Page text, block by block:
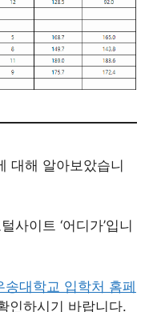
대해 알아보았습니
사이트 ‘어디가’입니
송대학교 입학처 홈페
인하시기 바랍니다.